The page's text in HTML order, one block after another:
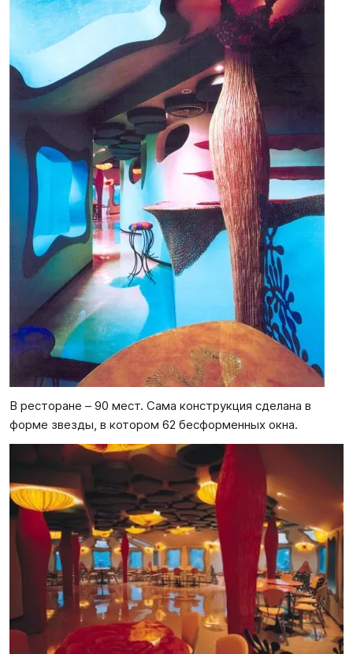
В ресторане – 90 мест. Сама конструкция сделана в
форме звезды, в котором 62 бесформенных окна.